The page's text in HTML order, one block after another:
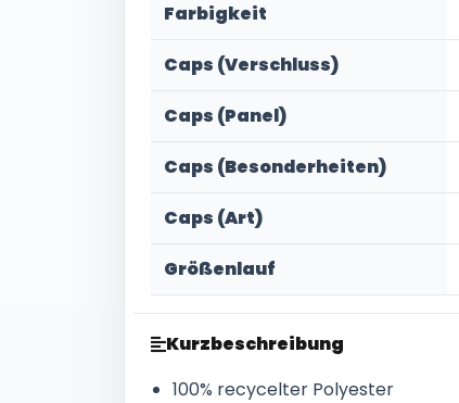
Farbigkeit
Caps (Verschluss)
Caps (Panel)
Caps (Besonderheiten)
Caps (Art)
Größenlauf
Kurzbeschreibung
100% recycelter Polyester